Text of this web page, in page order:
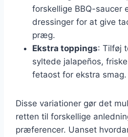
forskellige BBQ-saucer
dressinger for at give
præg.
Ekstra toppings: Tilføj
syltede jalapeños,
fetaost for ekstra smag.
Disse variationer gør det
retten til forskellige
præferencer. Uanset